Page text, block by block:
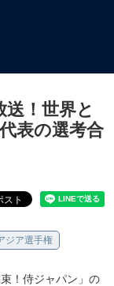
送！世界と
表の選考合
ジア選手権
！侍ジャパン」の